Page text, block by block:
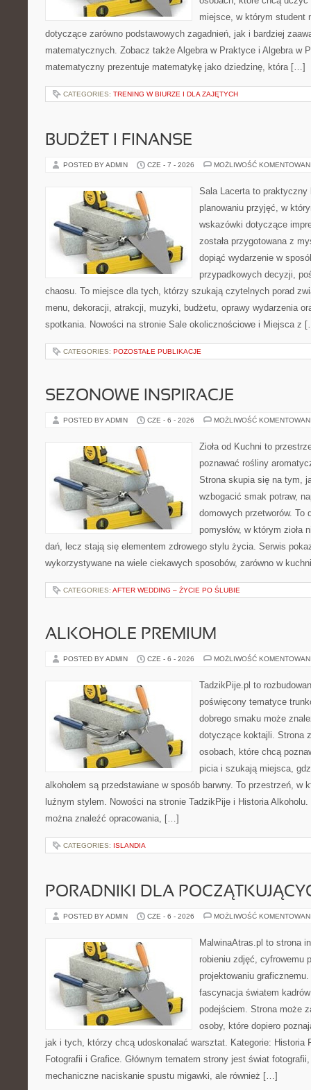
miejsce, w którym student
dotyczące zarówno podstawowych zagadnień, jak i bardziej
matematycznych. Zobacz także Algebra w Praktyce i Algebra w
matematyczny prezentuje matematykę jako dziedzinę, która […]
CATEGORIES: TRENING W BIURZE I DLA ZAJĘTYCH
BUDŻET I FINANSE
POSTED BY ADMIN CZE - 7 - 2026 MOŻLIWOŚĆ
Sala Lacerta to praktyczny
planowaniu przyjęć, w
wskazówki dotyczące
została przygotowana z
dopiąć wydarzenie w
przypadkowych decyzji,
chaosu. To miejsce dla tych, którzy szukają czytelnych porad
menu, dekoracji, atrakcji, muzyki, budżetu, oprawy wydarzenia
spotkania. Nowości na stronie Sale okolicznościowe i Miejsca z
CATEGORIES: POZOSTAŁE PUBLIKACJE
SEZONOWE INSPIRACJE
POSTED BY ADMIN CZE - 6 - 2026 MOŻLIWOŚĆ
Zioła od Kuchni to
poznawać rośliny
Strona skupia się na tym,
wzbogacić smak potraw,
domowych przetworów. To
pomysłów, w którym zioła
dań, lecz stają się elementem zdrowego stylu życia. Serwis
wykorzystywane na wiele ciekawych sposobów, zarówno w
CATEGORIES: AFTER WEDDING – ŻYCIE PO ŚLUBIE
ALKOHOLE PREMIUM
POSTED BY ADMIN CZE - 6 - 2026 MOŻLIWOŚĆ
TadzikPije.pl to
poświęcony tematyce
dobrego smaku może
dotyczące koktajli. Strona
osobach, które chcą
picia i szukają miejsca,
alkoholem są przedstawiane w sposób barwny. To przestrzeń, w
luźnym stylem. Nowości na stronie TadzikPije i Historia
można znaleźć opracowania, […]
CATEGORIES: ISLANDIA
PORADNIKI DLA
POSTED BY ADMIN CZE - 6 - 2026 MOŻLIWOŚĆ
MalwinaAtras.pl to strona
robieniu zdjęć, cyfrowemu
projektowaniu
fascynacja światem
podejściem. Strona może
osoby, które dopiero
jak i tych, którzy chcą udoskonalać warsztat. Kategorie: Historia
Fotografii i Grafice. Głównym tematem strony jest świat
mechaniczne naciskanie spustu migawki, ale również […]